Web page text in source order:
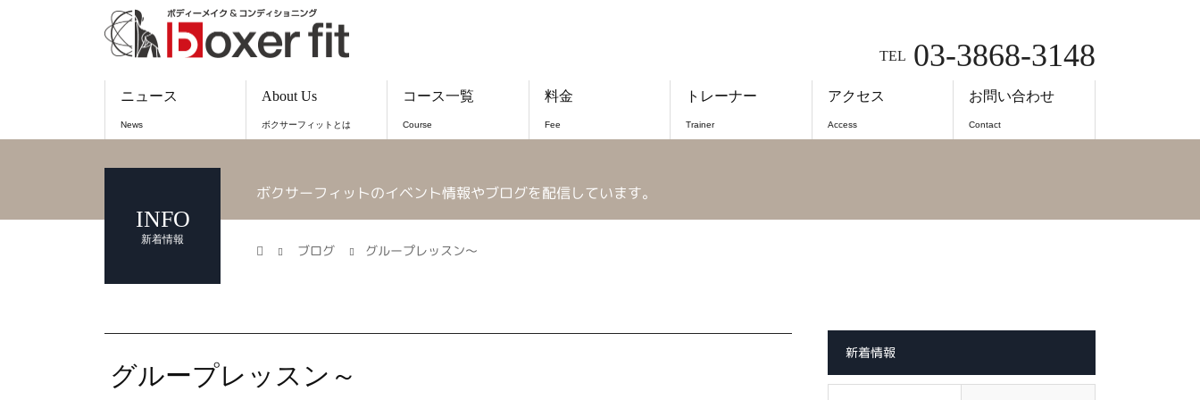
TEL 03-3868-3148
ニュース
News
About Us
ボクサーフィットとは
コース一覧
Course
料金
Fee
トレーナー
Trainer
アクセス
Access
お問い合わせ
Contact
INFO
新着情報
ボクサーフィットのイベント情報やブログを配信しています。
ブログ グループレッスン～
グループレッスン～
新着情報